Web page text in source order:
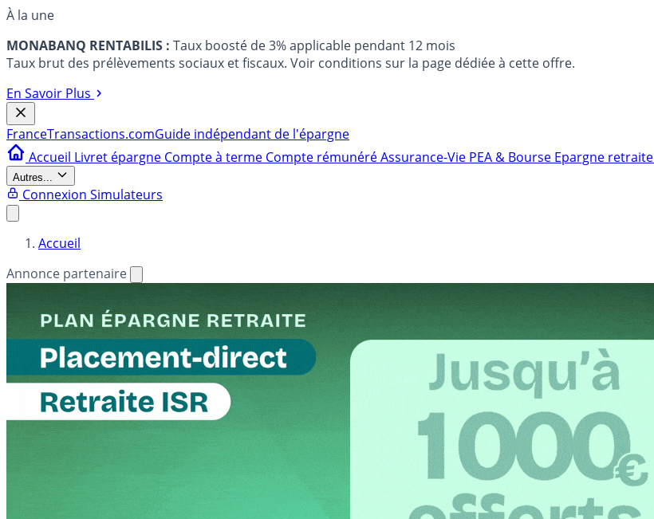
À la une
MONABANQ RENTABILIS : Taux boosté de 3% applicable pendant 12 mois
Taux brut des prélèvements sociaux et fiscaux. Voir conditions sur la page dédiée à cette offre.
En Savoir Plus
FranceTransactions.comGuide indépendant de l'épargne
Accueil Livret épargne Compte à terme Compte rémunéréAssurance-Vie PEA & Bourse Epargne retraite
Autres...
Connexion Simulateurs
Accueil
Annonce partenaire